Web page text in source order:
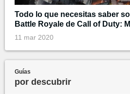
Todo lo que necesitas saber
Battle Royale de Call of Duty:
11 mar 2020
Guías
por descubrir